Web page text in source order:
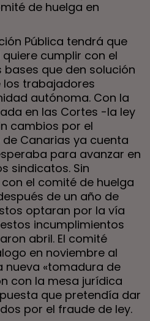
de huelga en
Pública tendrá que
cumplir con el
que den solución
trabajadores
autónoma. Con la
en las Cortes -la ley
cambios por el
Canarias ya cuenta
para avanzar en
sindicatos. Sin
el comité de huelga
de un año de
optaran por la vía
incumplimientos
abril. El comité
en noviembre al
«tomadura de
con la mesa jurídica
que pretendía dar
por el fraude de ley.